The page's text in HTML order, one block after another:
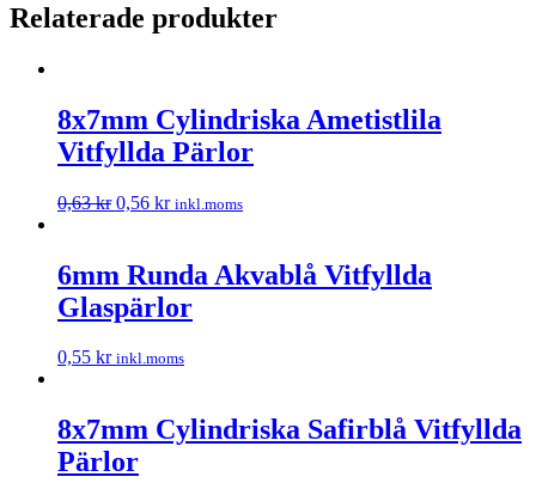
Relaterade produkter
8x7mm Cylindriska Ametistlila
Vitfyllda Pärlor
0,63kr 0,56 kr inkl.moms
6mm Runda Akvablå Vitfyllda
Glaspärlor
0,55 kr inkl.moms
8x7mm Cylindriska Safirblå Vitfyllda
Pärlor